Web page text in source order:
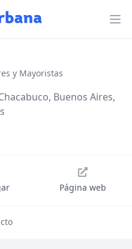
y Mayoristas
Buenos Aires,
Página web